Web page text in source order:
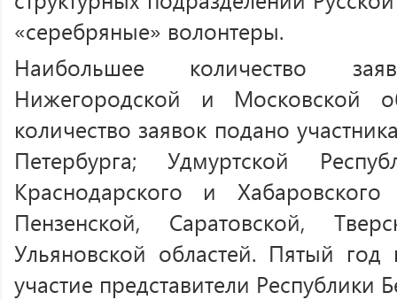
«серебряные» волонтеры.
Наибольшее количество
Нижегородской и Московской
количество заявок подано
Петербурга; Удмуртской
Краснодарского и
Пензенской, Саратовской,
Ульяновской областей. Пятый
участие представители Республики